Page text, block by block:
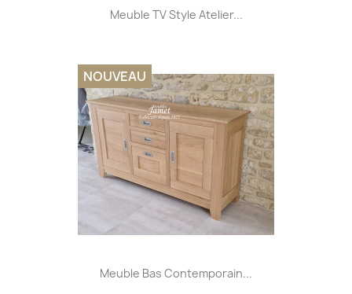
Meuble TV Style Atelier...
Meuble Bas Contemporain...
NOUVEAU